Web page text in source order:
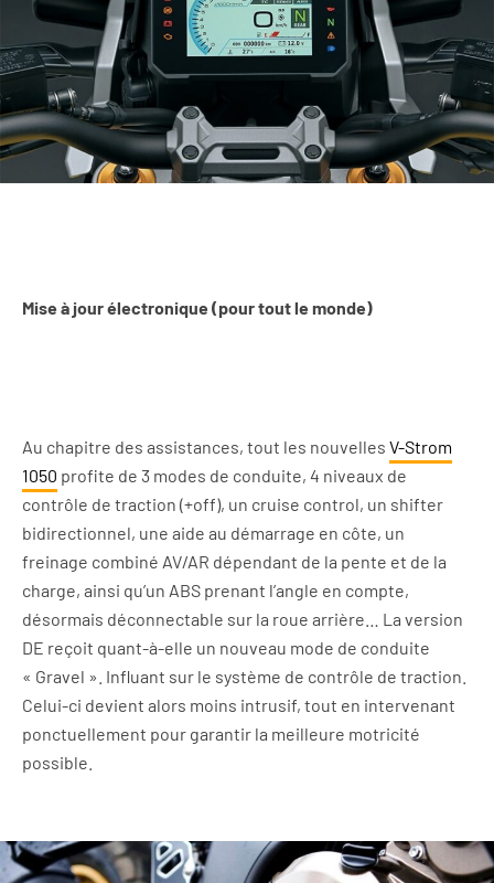
Mise à jour électronique (pour tout le monde)
Au chapitre des assistances, tout les nouvelles V-Strom
1050 profite de 3 modes de conduite, 4 niveaux de
contrôle de traction (+off), un cruise control, un shifter
bidirectionnel, une aide au démarrage en côte, un
freinage combiné AV/AR dépendant de la pente et de la
charge, ainsi qu’un ABS prenant l’angle en compte,
désormais déconnectable sur la roue arrière… La version
DE reçoit quant-à-elle un nouveau mode de conduite
« Gravel ». Influant sur le système de contrôle de traction.
Celui-ci devient alors moins intrusif, tout en intervenant
ponctuellement pour garantir la meilleure motricité
possible.